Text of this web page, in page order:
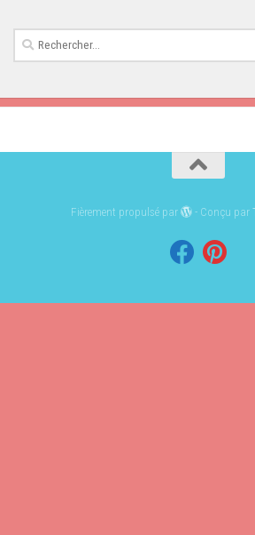
Rechercher :
Fièrement propulsé par - Conçu par